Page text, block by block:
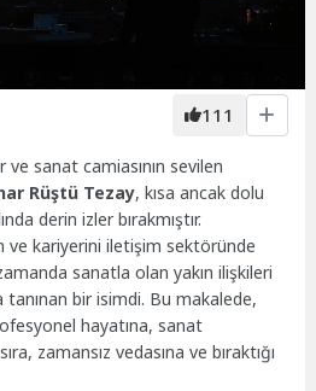
111
sanat camiasının sevilen
Rüştü Tezay, kısa ancak dolu
derin izler bırakmıştır.
ve kariyerini iletişim sektöründe
sanatla olan yakın ilişkileri
tanınan bir isimdi. Bu makalede,
hayatına, sanat
zamansız vedasına ve bıraktığı